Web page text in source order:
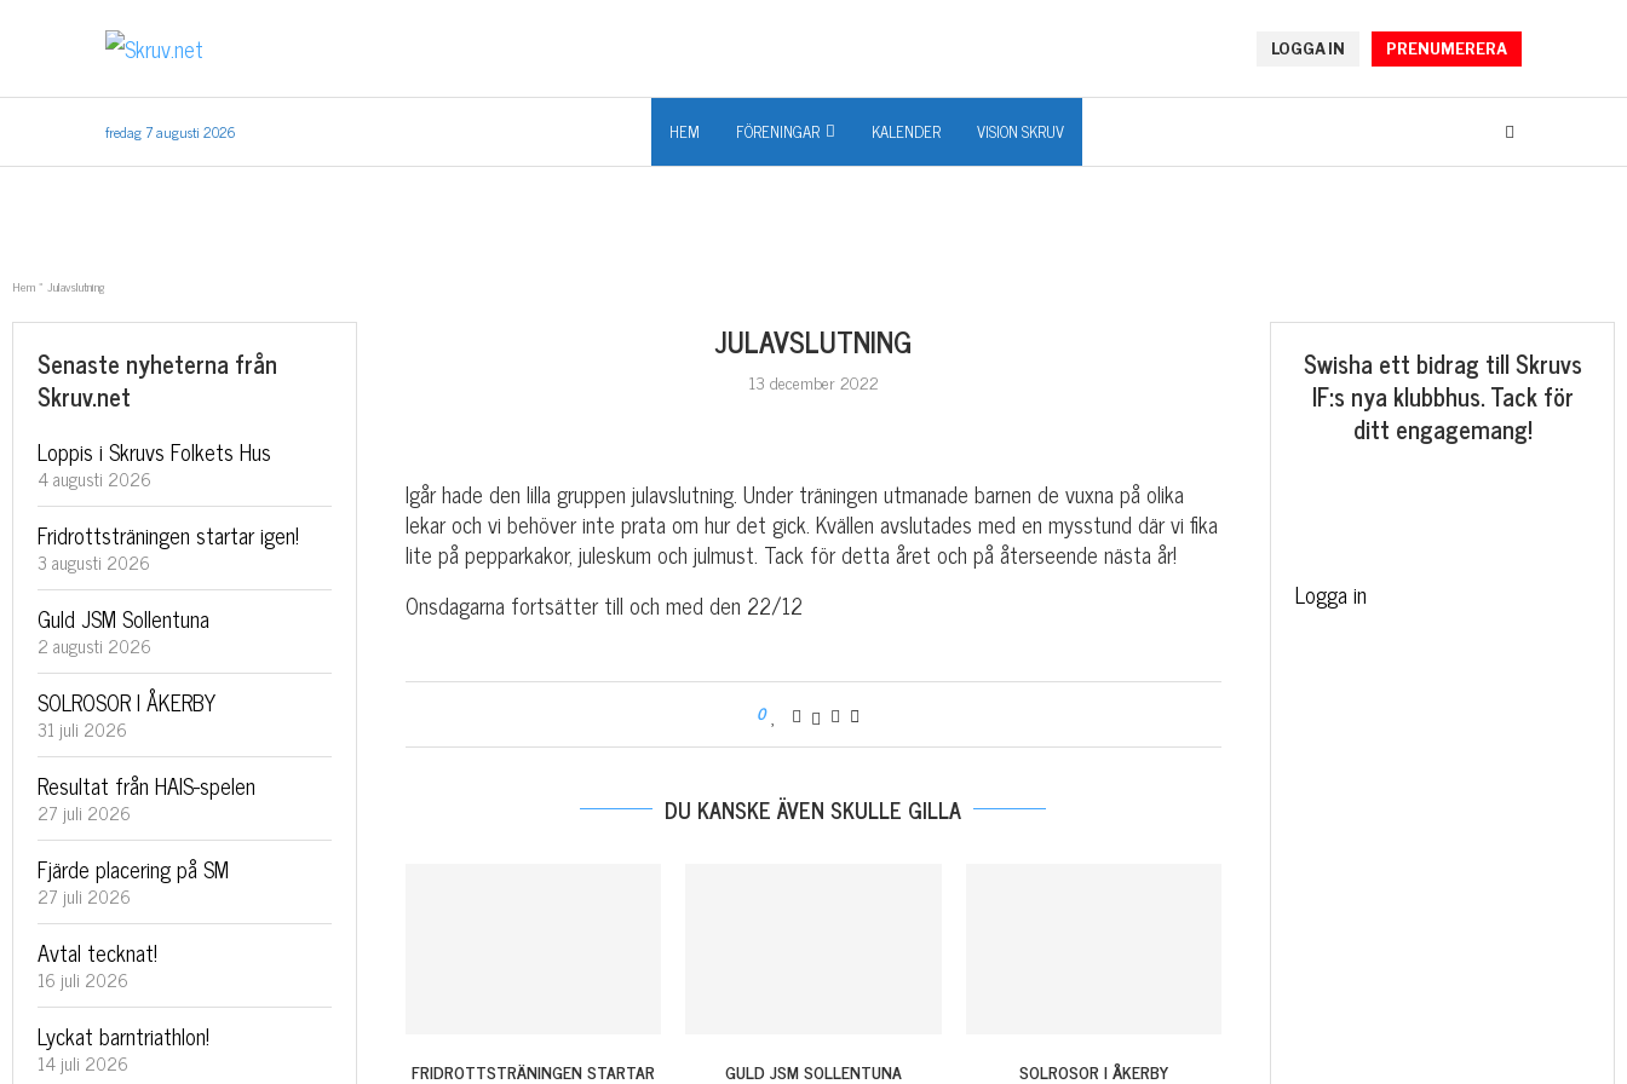
LOGGA IN PRENUMERERA
fredag 7 augusti 2026 HEM FÖRENINGAR KALENDER VISION SKRUV
Hem» Julavslutning
JULAVSLUTNING
13 december 2022
Igår hade den lilla gruppen julavslutning. Under träningen utmanade barnen de vuxna på olika
lekar och vi behöver inte prata om hur det gick. Kvällen avslutades med en mysstund där vi fika
lite på pepparkakor, juleskum och julmust. Tack för detta året och på återseende nästa år!
Onsdagarna fortsätter till och med den 22/12
0
DU KANSKE ÄVEN SKULLE GILLA
FRIDROTTSTRÄNINGEN STARTAR GULD JSM SOLLENTUNA SOLROSOR I ÅKERBY
Swisha ett bidrag till Skruvs
IF:s nya klubbhus. Tack för
ditt engagemang!
Logga in
Senaste nyheterna från
Skruv.net
Loppis i Skruvs Folkets Hus
4 augusti 2026
Fridrottsträningen startar igen!
3 augusti 2026
Guld JSM Sollentuna
2 augusti 2026
SOLROSOR I ÅKERBY
31 juli 2026
Resultat från HAIS-spelen
27 juli 2026
Fjärde placering på SM
27 juli 2026
Avtal tecknat!
16 juli 2026
Lyckat barntriathlon!
14 juli 2026